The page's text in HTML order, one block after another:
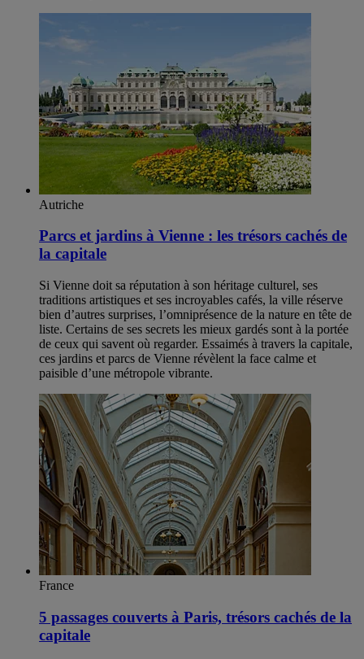
Autriche
Parcs et jardins à Vienne : les trésors cachés de
la capitale
Si Vienne doit sa réputation à son héritage culturel, ses
traditions artistiques et ses incroyables cafés, la ville réserve
bien d’autres surprises, l’omniprésence de la nature en tête de
liste. Certains de ses secrets les mieux gardés sont à la portée
de ceux qui savent où regarder. Essaimés à travers la capitale,
ces jardins et parcs de Vienne révèlent la face calme et
paisible d’une métropole vibrante.
France
5 passages couverts à Paris, trésors cachés de la
capitale